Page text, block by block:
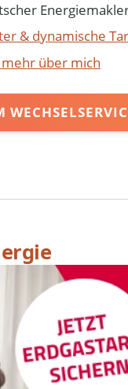
& dynamische
über mich